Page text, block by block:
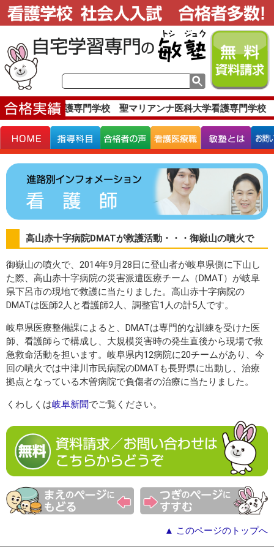
。上尾中央看護専門学校 聖マリアンナ医科大学看護専門学校
高山赤十字病院DMATが救護活動・・・御嶽山の噴火で
御嶽山の噴火で、2014年9月28日に登山者が岐阜県側に下山し
た際、高山赤十字病院の災害派遣医療チーム（DMAT）が岐阜
県下呂市の現地で救護に当たりました。高山赤十字病院の
DMATは医師2人と看護師2人、調整官1人の計5人です。
岐阜県医療整備課によると、DMATは専門的な訓練を受けた医
師、看護師らで構成し、大規模災害時の発生直後から現場で救
急救命活動を担います。岐阜県内12病院に20チームがあり、今
回の噴火では中津川市民病院のDMATも長野県に出動し、治療
拠点となっている木曽病院で負傷者の治療に当たりました。
くわしくは岐阜新聞でご覧ください。
▲ このページのトップへ